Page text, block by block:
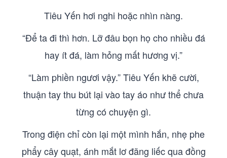
Tiêu Yến hơi nghi hoặc nhìn nàng.
“Để ta đi thì hơn. Lỡ đâu bọn họ cho nhiều đá
hay ít đá, làm hỏng mất hương vị.”
“Làm phiền ngươi vậy.” Tiêu Yến khẽ cười,
thuận tay thu bút lại vào tay áo như thể chưa
từng có chuyện gì.
Trong điện chỉ còn lại một mình hắn, nhẹ phe
phẩy cây quạt, ánh mắt lơ đãng liếc qua đồng